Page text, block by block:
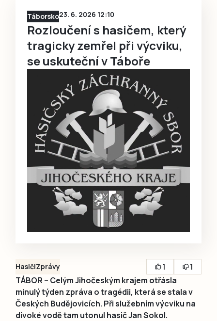
Táborsko23. 6. 2026 12:10
Rozloučení s hasičem, který
tragicky zemřel při výcviku,
se uskuteční v Táboře
HasičiZprávy 1
1
TÁBOR – Celým Jihočeským krajem otřásla
minulý týden zpráva o tragédii, která se stala v
Českých Budějovicích. Při služebním výcviku na
divoké vodě tam utonul hasič Jan Sokol.